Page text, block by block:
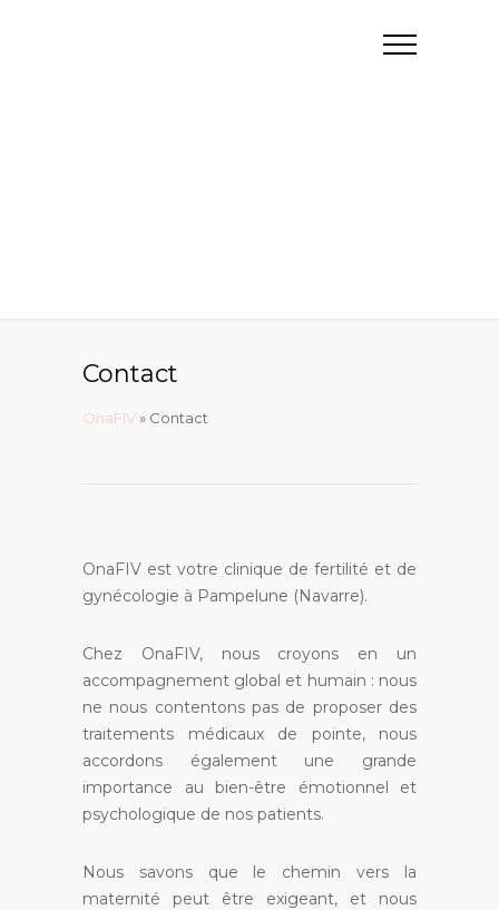
Contact
OnaFIV» Contact
OnaFIV est votre clinique de fertilité et de
gynécologie à Pampelune (Navarre).
Chez OnaFIV, nous croyons en un
accompagnement global et humain : nous
ne nous contentons pas de proposer des
traitements médicaux de pointe, nous
accordons également une grande
importance au bien-être émotionnel et
psychologique de nos patients.
Nous savons que le chemin vers la
maternité peut être exigeant, et nous